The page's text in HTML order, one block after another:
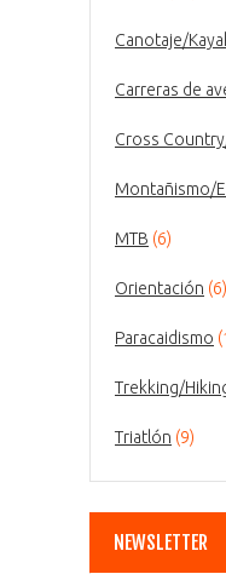
Canotaje/
Carreras de
Cross
Montañismo/
MTB (6)
Orientación (6)
Paracaidismo
Trekking/
Triatlón (9)
NEWSLETTER